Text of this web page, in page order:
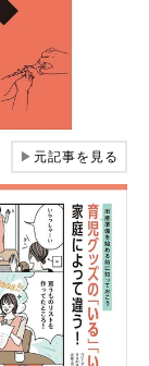
▶元記事を見る